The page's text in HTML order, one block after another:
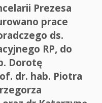
Prezesa
prace
ds.
RP, do
Dorotę
dr. hab. Piotra